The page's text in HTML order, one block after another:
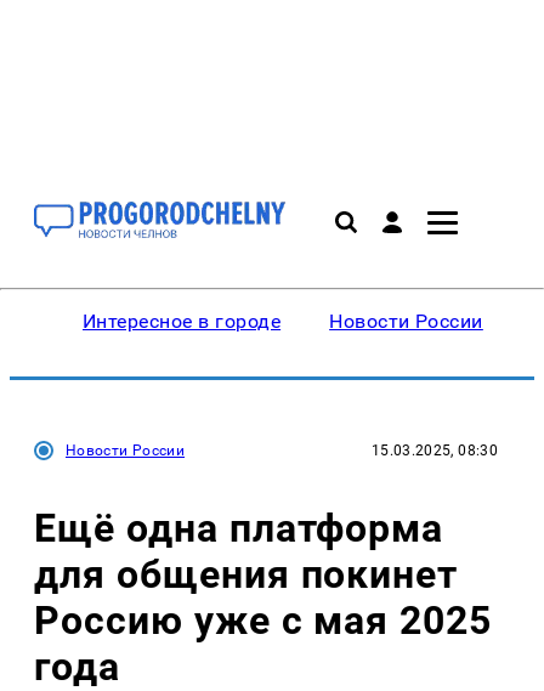
Интересное в городе Новости России
Новости России 15.03.2025, 08:30
Ещё одна платформа
для общения покинет
Россию уже с мая 2025
года